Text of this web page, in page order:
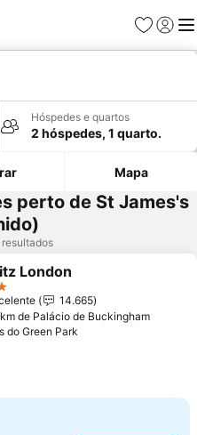
Favoritos
Iniciar
Hóspedes e quartos
2 hóspedes, 1 quarto.
Mapa
perto de St James's
aos favoritos
London
14.665
de Palácio de Buckingham
do Green Park